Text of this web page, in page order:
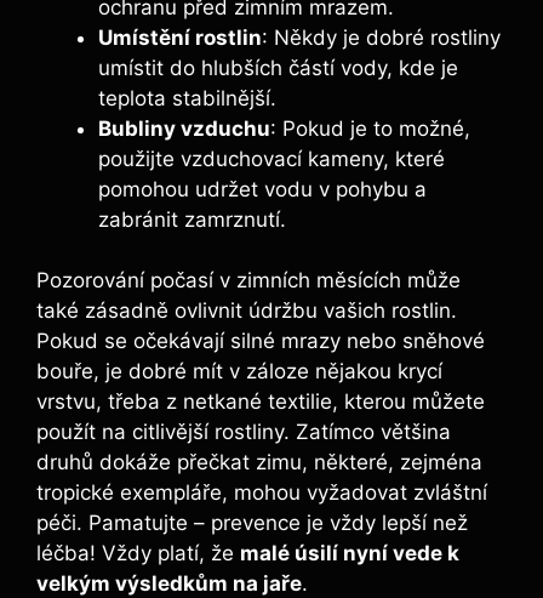
ochranu před zimním mrazem.
Umístění rostlin: Někdy je dobré rostliny
umístit do hlubších částí vody, kde je
teplota stabilnější.
Bubliny vzduchu: Pokud je to možné,
použijte vzduchovací kameny, které
pomohou udržet vodu v pohybu a
zabránit zamrznutí.
Pozorování počasí v zimních měsících může
také zásadně ovlivnit údržbu vašich rostlin.
Pokud se očekávají silné mrazy nebo sněhové
bouře, je dobré mít v záloze nějakou krycí
vrstvu, třeba z netkané textilie, kterou můžete
použít na citlivější rostliny. Zatímco většina
druhů dokáže přečkat zimu, některé, zejména
tropické exempláře, mohou vyžadovat zvláštní
péči. Pamatujte – prevence je vždy lepší než
léčba! Vždy platí, že malé úsilí nyní vede k
velkým výsledkům na jaře.